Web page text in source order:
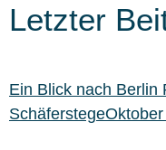
Letzter
Ein Blick nach Berlin